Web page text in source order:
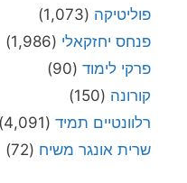
פוליטיקה (1,073)
פנחס יחזקאלי (1,986)
פרקי לימוד (90)
קורונה (150)
רלוונטיים תמיד (4,091)
שרית אונגר משיח (72)